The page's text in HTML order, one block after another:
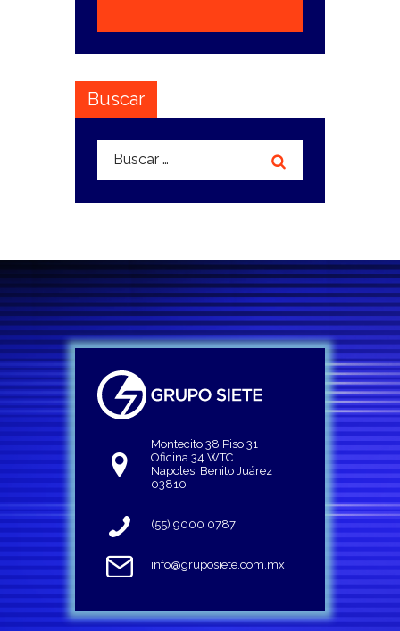
Buscar
Buscar:
Montecito 38 Piso 31
Oficina 34 WTC
Napoles, Benito Juárez
03810
(55) 9000 0787
info@gruposiete.com.mx